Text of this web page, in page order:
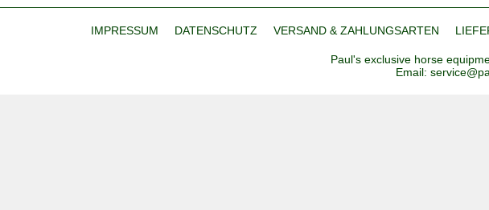
IMPRESSUM DATENSCHUTZ VERSAND & ZAHLUNGSARTEN
Paul's exclusive horse
Email: